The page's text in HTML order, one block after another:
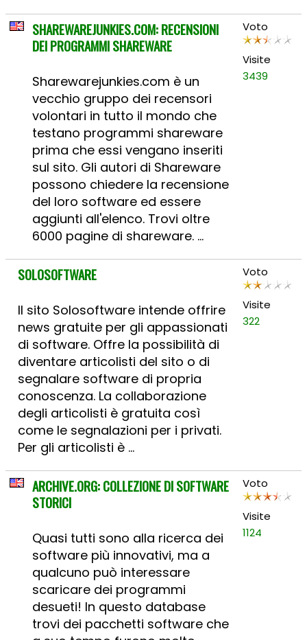
SHAREWAREJUNKIES.COM: RECENSIONI
DEI PROGRAMMI SHAREWARE
Sharewarejunkies.com è un
vecchio gruppo dei recensori
volontari in tutto il mondo che
testano programmi shareware
prima che essi vengano inseriti
sul sito. Gli autori di Shareware
possono chiedere la recensione
del loro software ed essere
aggiunti all'elenco. Trovi oltre
6000 pagine di shareware. ...
Voto
Visite
3439
SOLOSOFTWARE
Il sito Solosoftware intende offrire
news gratuite per gli appassionati
di software. Offre la possibilità di
diventare articolisti del sito o di
segnalare software di propria
conoscenza. La collaborazione
degli articolisti è gratuita così
come le segnalazioni per i privati.
Per gli articolisti è ...
Voto
Visite
322
ARCHIVE.ORG: COLLEZIONE DI SOFTWARE
STORICI
Quasi tutti sono alla ricerca dei
software più innovativi, ma a
qualcuno può interessare
scaricare dei programmi
desueti! In questo database
trovi dei pacchetti software che
Voto
Visite
1124